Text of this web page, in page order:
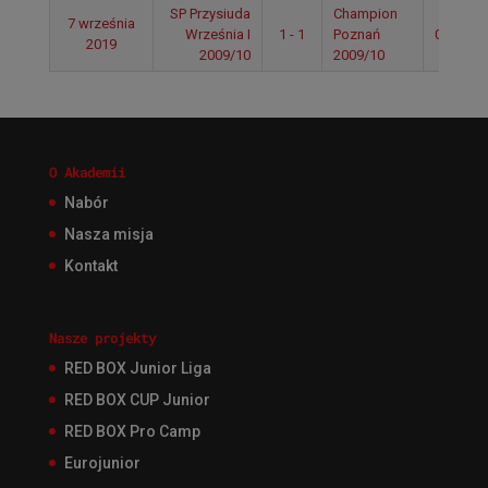
7 września
2019
SP Przysiuda
Września I
2009/10
1 - 1
Champion
Poznań
2009/10
09:25
O Akademii
Nabór
Nasza misja
Kontakt
Nasze projekty
RED BOX Junior Liga
RED BOX CUP Junior
RED BOX Pro Camp
Eurojunior